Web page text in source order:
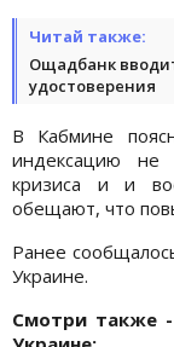
Читай также:
Ощадбанк
удостоверения
В Кабмине
индексацию не
кризиса и и
обещают, что
Ранее
Украине.
Смотри также